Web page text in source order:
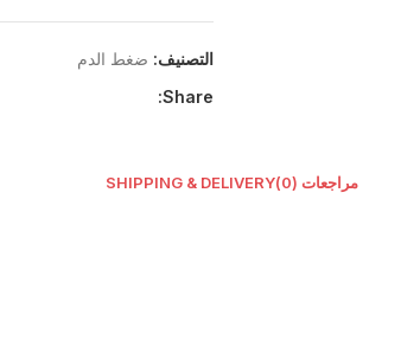
التصنيف: ضغط الدم
Share:
مراجعات (0) SHIPPING & DELIVERY